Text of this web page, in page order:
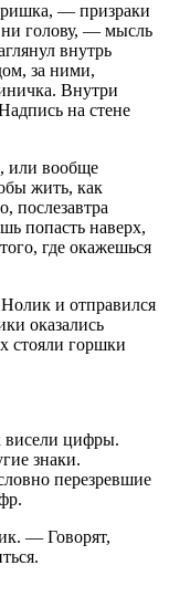
— призраки
ни голову, — мысль
внутрь
за ними,
Внутри
на стене
или вообще
жить, как
послезавтра
попасть наверх,
где окажешься
и отправился
оказались
стояли горшки
висели цифры.
знаки.
перезревшие
— Говорят,